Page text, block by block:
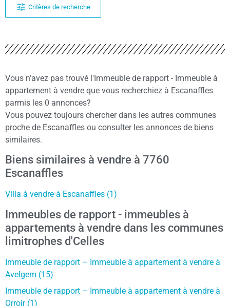
Critères de recherche
Vous n’avez pas trouvé l'Immeuble de rapport - Immeuble à
appartement à vendre que vous recherchiez à Escanaffles
parmis les 0 annonces?
Vous pouvez toujours chercher dans les autres communes
proche de Escanaffles ou consulter les annonces de biens
similaires.
Biens similaires à vendre à 7760
Escanaffles
Villa à vendre à Escanaffles (1)
Immeubles de rapport - immeubles à
appartements à vendre dans les communes
limitrophes d'Celles
Immeuble de rapport – Immeuble à appartement à vendre à
Avelgem (15)
Immeuble de rapport – Immeuble à appartement à vendre à
Orroir (1)